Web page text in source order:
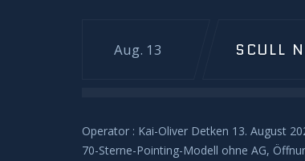
Aug. 13 SCULL
Operator : Kai-Oliver Detken 13. August
70-Sterne-Pointing-Modell ohne AG,